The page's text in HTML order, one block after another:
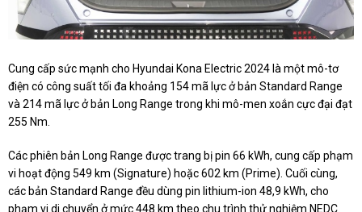
Cung cấp sức mạnh cho Hyundai Kona Electric 2024 là một mô-tơ
điện có công suất tối đa khoảng 154 mã lực ở bản Standard Range
và 214 mã lực ở bản Long Range trong khi mô-men xoắn cực đại đạt
255 Nm.
Các phiên bản Long Range được trang bị pin 66 kWh, cung cấp phạm
vi hoạt động 549 km (Signature) hoặc 602 km (Prime). Cuối cùng,
các bản Standard Range đều dùng pin lithium-ion 48,9 kWh, cho
phạm vi di chuyển ở mức 448 km theo chu trình thử nghiệm NEDC.